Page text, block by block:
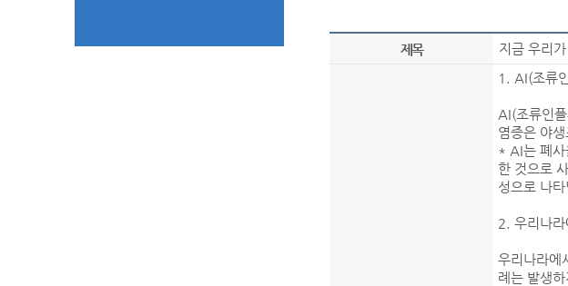
제목 지금 우리
1. AI(조류
AI(조류인
염증은 야
* AI는 폐사
한 것으로
성으로 나
2. 우리나
우리나라에
례는 발생